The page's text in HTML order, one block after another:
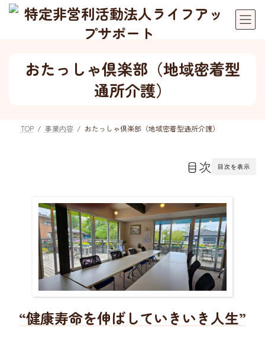
おたっしゃ倶楽部（地域密着型
通所介護）
TOP 事業内容 おたっしゃ倶楽部（地域密着型通所介護）
目次を表示
目次
“健康寿命を伸ばしていきいき人生”